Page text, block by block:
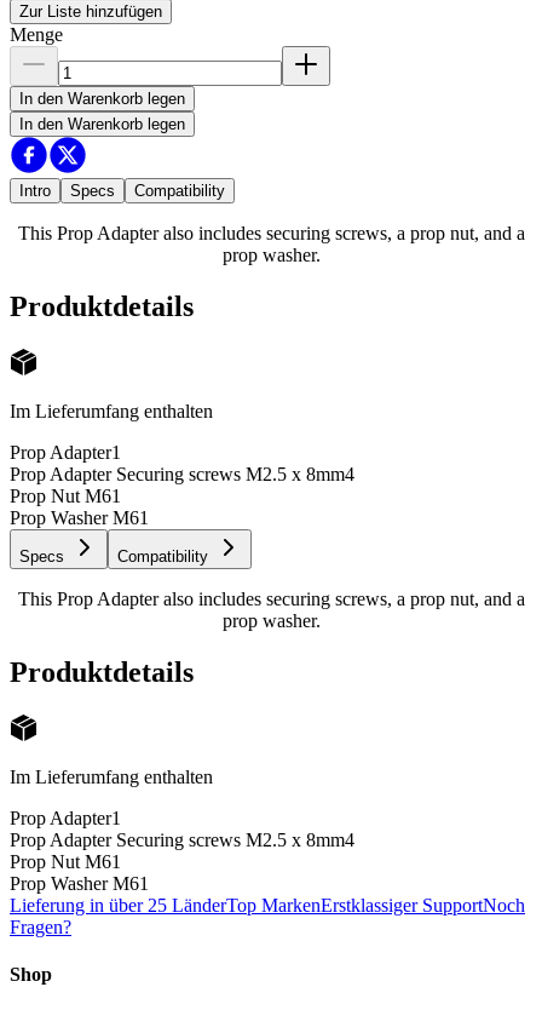
Zur Liste hinzufügen
Menge
In den Warenkorb legen
In den Warenkorb legen
Intro Specs Compatibility
This Prop Adapter also includes securing screws, a prop nut, and a
prop washer.
Produktdetails
Im Lieferumfang enthalten
Prop Adapter1
Prop Adapter Securing screws M2.5 x 8mm4
Prop Nut M61
Prop Washer M61
Specs Compatibility
This Prop Adapter also includes securing screws, a prop nut, and a
prop washer.
Produktdetails
Im Lieferumfang enthalten
Prop Adapter1
Prop Adapter Securing screws M2.5 x 8mm4
Prop Nut M61
Prop Washer M61
Lieferung in über 25 LänderTop MarkenErstklassiger SupportNoch
Fragen?
Shop